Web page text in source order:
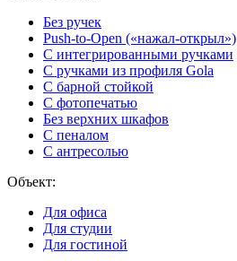
Без ручек
Push-to-Open («нажал-открыл»)
С интегрированными ручками
С ручками из профиля Gola
С барной стойкой
С фотопечатью
Без верхних шкафов
С пеналом
С антресолью
Объект:
Для офиса
Для студии
Для гостиной